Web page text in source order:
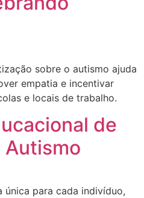
sobre o autismo ajuda
empatia e incentivar
e locais de trabalho.
de
Autismo
única para cada indivíduo,